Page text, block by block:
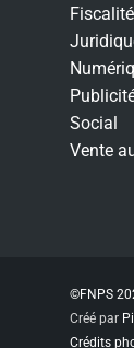
Fiscalité
Social
Vente
©FNPS
Créé par
Crédits